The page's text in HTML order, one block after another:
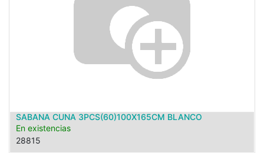
SABANA CUNA 3PCS(60)100X165CM BLANCO
En existencias
28815